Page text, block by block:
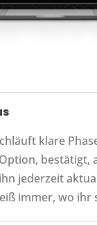
klare
bestätigt,
jederzeit
immer, wo ihr